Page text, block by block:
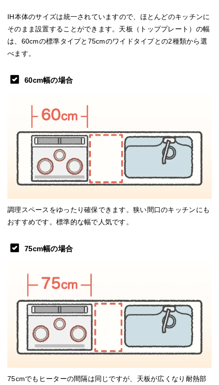
IH本体のサイズは統一されていますので、ほとんどのキッチンに
そのまま設置することができます。天板（トッププレート）の幅
は、60cmの標準タイプと75cmのワイドタイプとの2種類から選
べます。
60cm幅の場合
調理スペースをゆったり確保できます。狭い間口のキッチンにも
おすすめです。標準的な幅で人気です。
75cm幅の場合
75cmでもヒーターの間隔は同じですが、天板が広くなり耐熱部